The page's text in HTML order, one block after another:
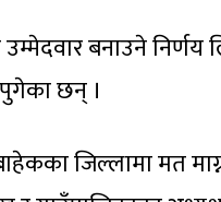
उम्मेदवार बनाउने
छन् ।
जिल्लामा मत